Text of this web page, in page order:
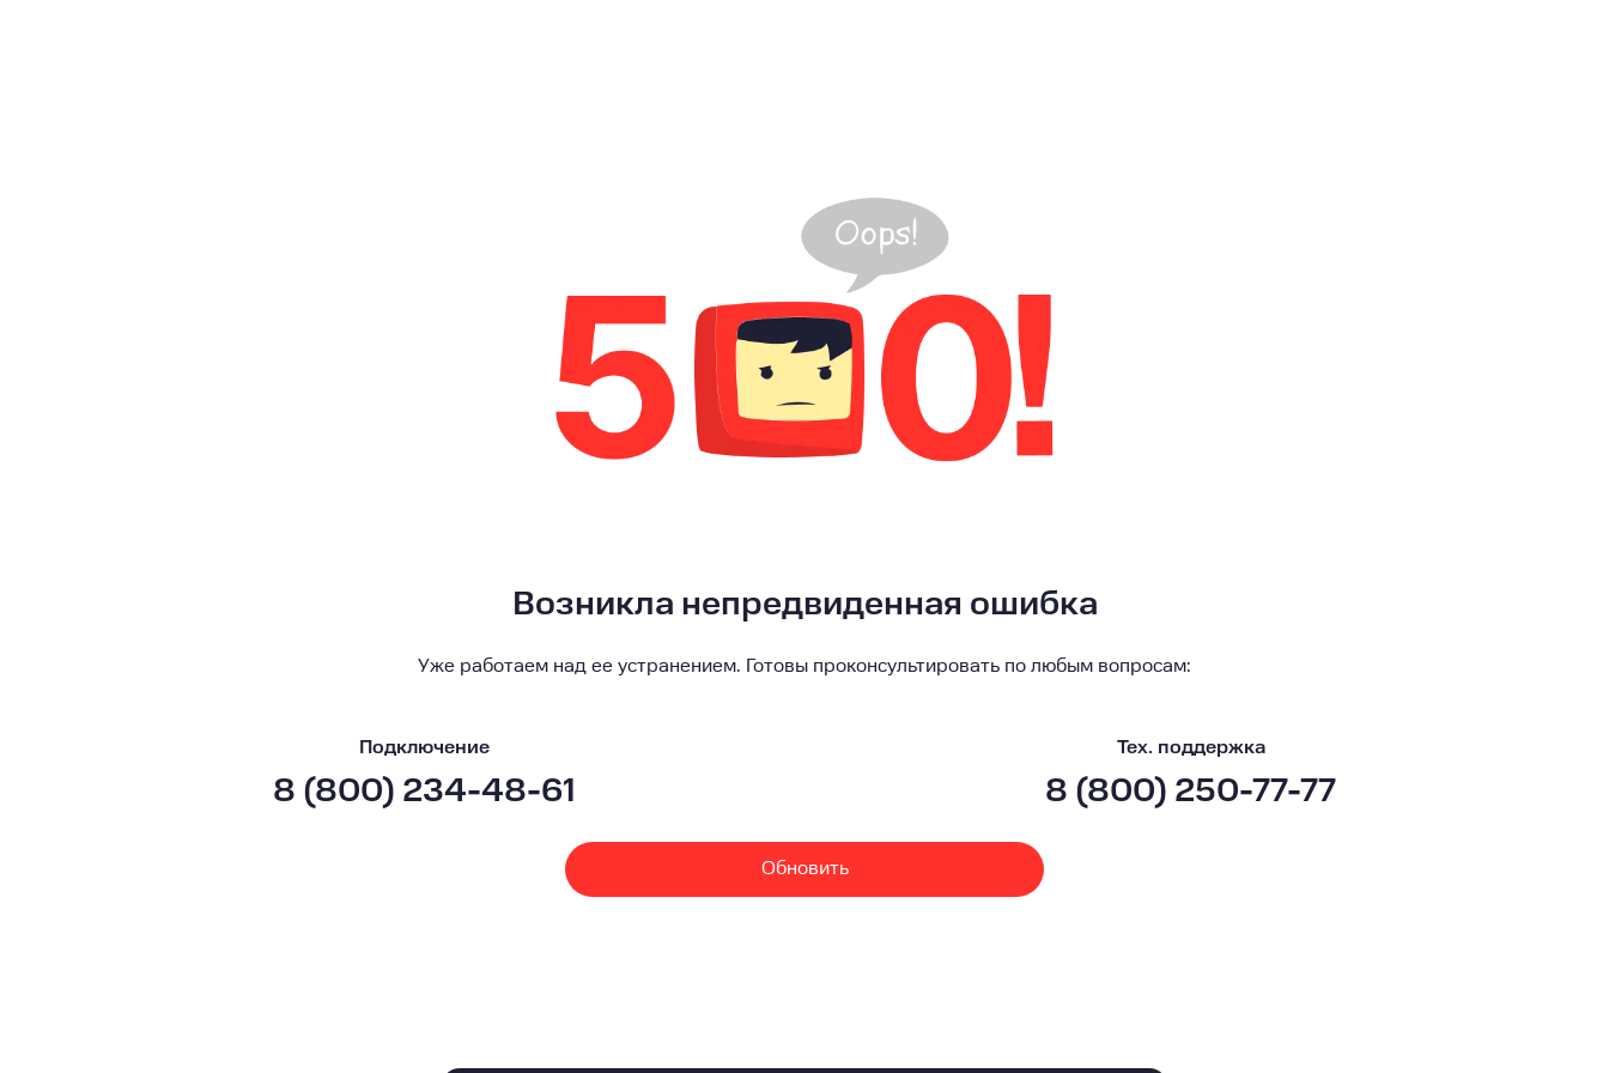
Возникла непредвиденная ошибка
Уже работаем над ее устранением. Готовы проконсультировать по любым вопросам:
Подключение
8 (800) 234-48-61
Тех. поддержка
8 (800) 250-77-77
Обновить